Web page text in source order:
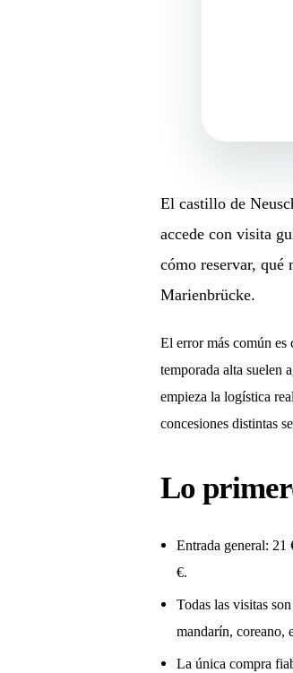
El castillo de
accede con visita
cómo reservar, qué
Marienbrücke.
El error más común es
temporada alta suelen
empieza la logística
concesiones distintas
Lo
Entrada general: 21
€.
Todas las visitas
mandarín, coreano,
La única compra